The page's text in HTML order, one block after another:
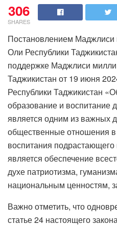
306
SHARES
Постановлением
Оли Республики
поддержке Маджлиси
Таджикистан от 19 июня
Республики Таджикистан
образование и воспитание
является одним из важных
общественные отношения
воспитания
является обеспечение
духе патриотизма,
национальным ценностям,
Важно отметить, что
статье 24 настоящего